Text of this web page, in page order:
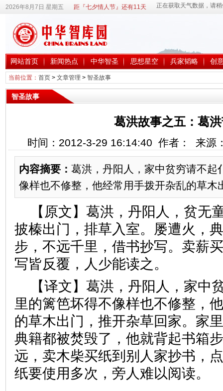
2026年8月7日 星期五 距『七夕情人节』还有11天
网站首页 新闻热点 中华智圣 思想星空 兵家韬略 创
当前位置： 首页> 文章管理 > 智圣故事
智圣故事
葛洪故事之五：葛
时间：2012-3-29 16:14:40 作者： 来源
内容摘要： 葛洪，丹阳人，家中贫穷请不起
像样也不修整，他经常用手拨开杂乱的草木
【原文】葛洪，丹阳人，贫无
披榛出门，排草入室。屡遭火，
步，不远千里，借书抄写。卖薪
写皆反覆，人少能读之。
【译文】葛洪，丹阳人，家中
里的篱笆坏得不像样也不修整，
的草木出门，推开杂草回家。家
典籍都被焚毁了，他就背起书箱
远，卖木柴买纸到别人家抄书，
纸要使用多次，旁人难以阅读。